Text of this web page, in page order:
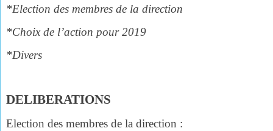
*Election des membres de la direction
*Choix de l’action pour 2019
*Divers
DELIBERATIONS
Election des membres de la direction :